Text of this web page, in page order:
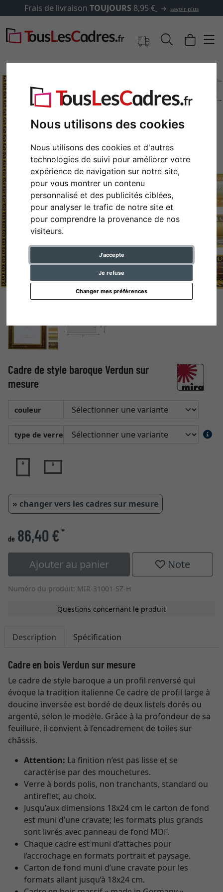
Nous utilisons des cookies
Nous utilisons des cookies et d'autres
technologies de suivi pour améliorer votre
expérience de navigation sur notre site,
pour vous montrer un contenu
personnalisé et des publicités ciblées,
pour analyser le trafic de notre site et
pour comprendre la provenance de nos
visiteurs.
J'accepte
Je refuse
Changer mes préférences
Frais de livraison TOUJOURS 8,95 € savoir plus
Retour
Cadre de style baroque Verdun sur
mesure
couleur
type de verre
» changer vers les cadres sur mesure
de 86,40 €*
Ajouter au panier Note
Numéro du produit: MIR-31001-SZ-H
Questions concernant le produit
Description Spécification
Cadre en bois Verdun sur mesure
Le cadre de style baroque a un profil renversé qui
évoque la tradition italienne Ce cadre de profil large à
doucine inversée est bordé de deux listels dorés ou
argenté, selon le modèle. Grâce à la profondeur de sa
feuillure, il convient à l’encadrement de toiles sur
châssis.
Attention: La finition n’est pas lisse et se
caractérise par des mouchetures.
Verre à bords polis, non tranchants, standard ou
antireflet, au choix.
Jusqu’aux dimensions 18x24 cm le carton de fond
est muni d’une cravate; les formats plus grands
sont livrés avec panneau de fond MDF.
Chaque cadre est muni d’attaches pour
l’accrochage en formats portrait et paysage.
Carton de fond muni d’une cravate pour les
formats allant jusqu’à 18x24 cm.